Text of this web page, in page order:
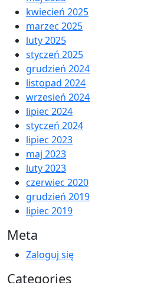
kwiecień 2025
marzec 2025
luty 2025
styczeń 2025
grudzień 2024
listopad 2024
wrzesień 2024
lipiec 2024
styczeń 2024
lipiec 2023
maj 2023
luty 2023
czerwiec 2020
grudzień 2019
lipiec 2019
Meta
Zaloguj się
Categories